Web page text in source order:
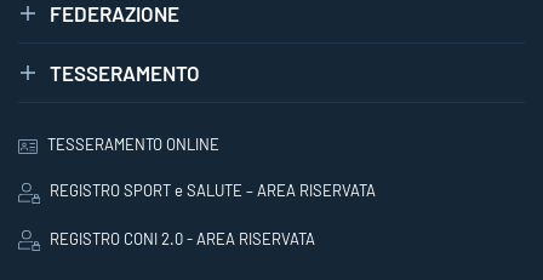
FEDERAZIONE
TESSERAMENTO
TESSERAMENTO ONLINE
REGISTRO SPORT e SALUTE – AREA RISERVATA
REGISTRO CONI 2.0 - AREA RISERVATA